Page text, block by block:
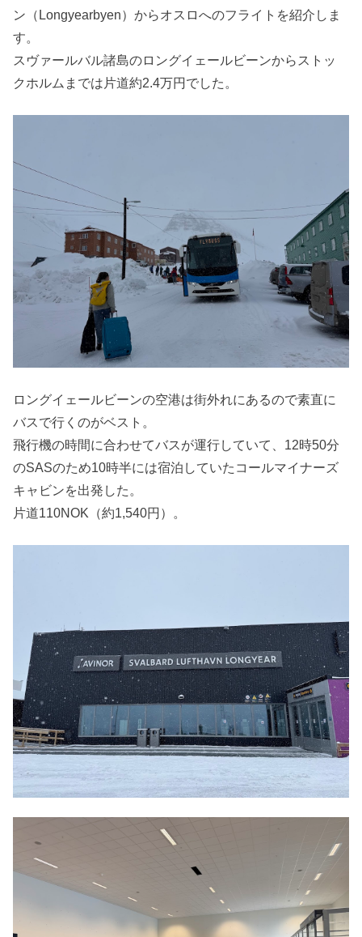
ン（Longyearbyen）からオスロへのフライトを紹介しま
す。
スヴァールバル諸島のロングイェールビーンからストッ
クホルムまでは片道約2.4万円でした。
ロングイェールビーンの空港は街外れにあるので素直に
バスで行くのがベスト。
飛行機の時間に合わせてバスが運行していて、12時50分
のSASのため10時半には宿泊していたコールマイナーズ
キャビンを出発した。
片道110NOK（約1,540円）。